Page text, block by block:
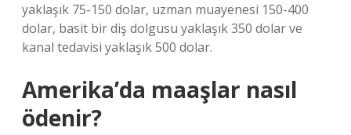
yaklaşık 75-150 dolar, uzman muayenesi 150-400
dolar, basit bir diş dolgusu yaklaşık 350 dolar ve
kanal tedavisi yaklaşık 500 dolar.
Amerika’da maaşlar nasıl
ödenir?